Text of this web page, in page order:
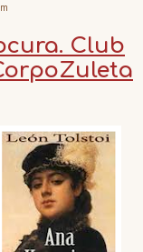
Club